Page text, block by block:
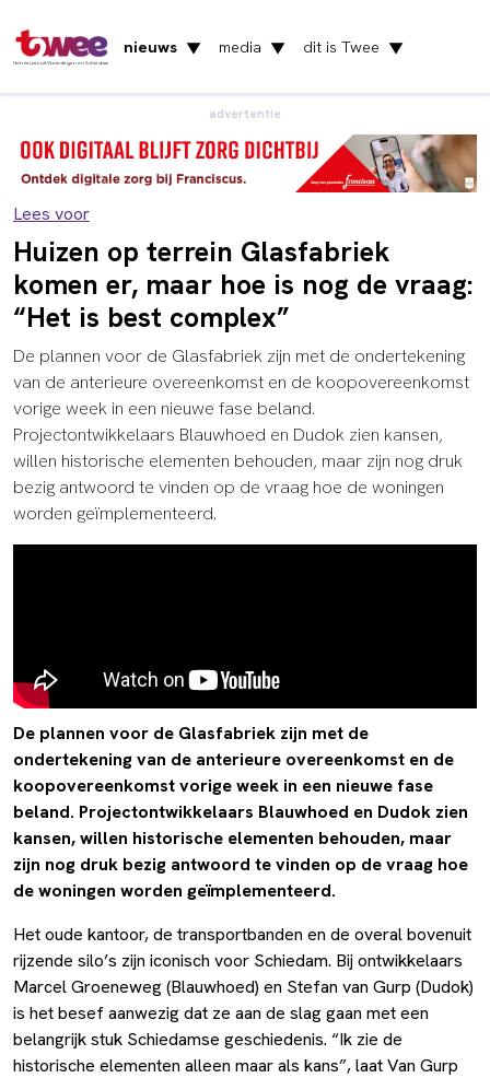
Het nieuws uit Vlaardingen en Schiedam
nieuws ▼ media ▼ dit is Twee ▼
advertentie
Lees voor
Huizen op terrein Glasfabriek
komen er, maar hoe is nog de vraag:
“Het is best complex”
De plannen voor de Glasfabriek zijn met de ondertekening
van de anterieure overeenkomst en de koopovereenkomst
vorige week in een nieuwe fase beland.
Projectontwikkelaars Blauwhoed en Dudok zien kansen,
willen historische elementen behouden, maar zijn nog druk
bezig antwoord te vinden op de vraag hoe de woningen
worden geïmplementeerd.
De plannen voor de Glasfabriek zijn met de
ondertekening van de anterieure overeenkomst en de
koopovereenkomst vorige week in een nieuwe fase
beland. Projectontwikkelaars Blauwhoed en Dudok zien
kansen, willen historische elementen behouden, maar
zijn nog druk bezig antwoord te vinden op de vraag hoe
de woningen worden geïmplementeerd.
Het oude kantoor, de transportbanden en de overal bovenuit
rijzende silo’s zijn iconisch voor Schiedam. Bij ontwikkelaars
Marcel Groeneweg (Blauwhoed) en Stefan van Gurp (Dudok)
is het besef aanwezig dat ze aan de slag gaan met een
belangrijk stuk Schiedamse geschiedenis. “Ik zie de
historische elementen alleen maar als kans”, laat Van Gurp